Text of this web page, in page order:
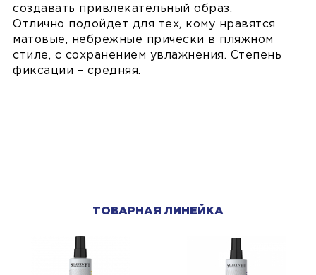
создавать привлекательный образ.
Отлично подойдет для тех, кому нравятся
матовые, небрежные прически в пляжном
стиле, с сохранением увлажнения. Степень
фиксации – средняя.
ТОВАРНАЯ ЛИНЕЙКА